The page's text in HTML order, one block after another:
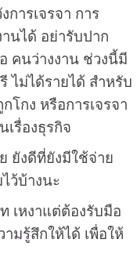
การเจรจา การ
นได้ อย่ารับปาก
คนว่างงาน ช่วงนี้มี
ไม่ได้รายได้ สำหรับ
โกง หรือการเจรจา
เรื่องธุรกิจ
ยังดีที่ยังมีใช้จ่าย
ว้บ้างนะ
เหงาแต่ต้องรับมือ
มรู้สึกให้ได้ เพื่อให้